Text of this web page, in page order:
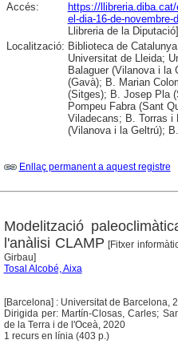
Accés:
https://
el-dia-16-de-
Llibreria de la Diputació]
Localització: Biblioteca de
Universitat de Lleida;
Balaguer (Vilanova i la
(Gavà); B. Marian
(Sitges); B. Josep Pla
Pompeu Fabra (Sant
Viladecans; B. Torras i
(Vilanova i la Geltrú);
Enllaç permanent a aquest registre
Modelització
l'anàlisi CLAMP [Fitxer
Girbau]
Tosal Alcobé, Aixa
[Barcelona] : Universitat de Barcelona,
Dirigida per: Martín-Closas, Carles;
de la Terra i de l'Oceà, 2020
1 recurs en línia (403 p.)